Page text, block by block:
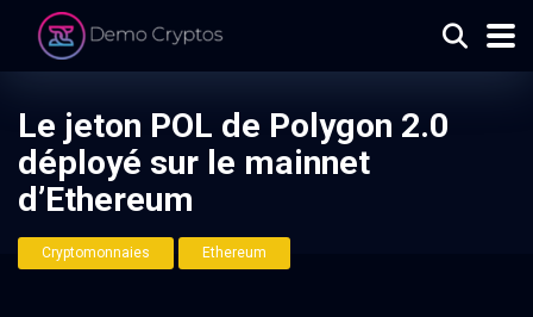
Le jeton POL de Polygon 2.0
déployé sur le mainnet
d’Ethereum
Cryptomonnaies Ethereum